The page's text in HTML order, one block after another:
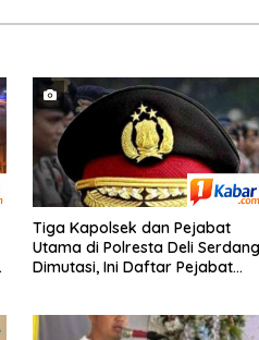
Tiga Kapolsek dan Pejabat
Utama di Polresta Deli Serdang
Dimutasi, Ini Daftar Pejabat